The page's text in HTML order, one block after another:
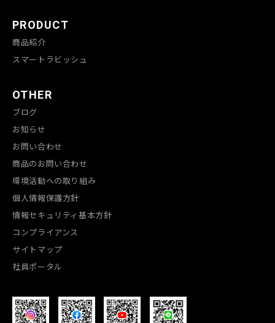
PRODUCT
商品紹介
スマートラビッシュ
OTHER
ブログ
お知らせ
お問い合わせ
商品のお問い合わせ
環境活動への取り組み
個人情報保護方針
情報セキュリティ基本方針
コンプライアンス
サイトマップ
社員ポータル